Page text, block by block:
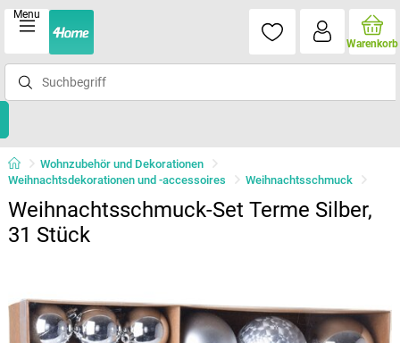
Menu
Warenkorb
Wohnzubehör und Dekorationen
Weihnachtsdekorationen und -accessoires
Weihnachtsschmuck
Weihnachtsschmuck-Set Terme Silber,
31 Stück